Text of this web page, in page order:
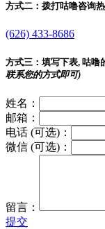
方式二： 拨打咕噜咨询热
(626) 433-8686
方式三： 填写下表, 咕噜
联系您的方式即可)
姓名：
邮箱：
电话 (可选)：
微信 (可选)：
留言：
提交